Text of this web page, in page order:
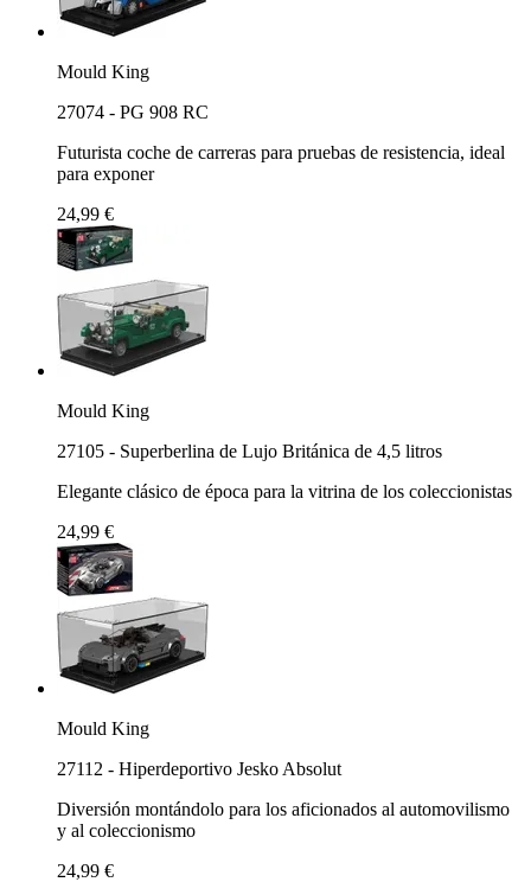
Mould King
27074 - PG 908 RC
Futurista coche de carreras para pruebas de resistencia, ideal
para exponer
24,99 €
Mould King
27105 - Superberlina de Lujo Británica de 4,5 litros
Elegante clásico de época para la vitrina de los coleccionistas
24,99 €
Mould King
27112 - Hiperdeportivo Jesko Absolut
Diversión montándolo para los aficionados al automovilismo
y al coleccionismo
24,99 €